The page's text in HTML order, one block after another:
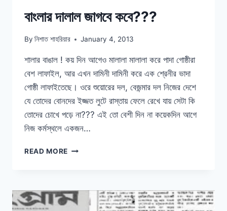
বাংলার দালাল জাগবে কবে???
By নিশাত শাহরিয়ার January 4, 2013
শালার বাঙাল ! কয় দিন আগেও মালালা মালালা করে পাদা গোষ্ঠীরা
বেশ লাফাইল, আর এখন দামিনী দামিনী করে এক শ্রেনীর ভাদা
গোষ্ঠী লাফাইতেছে। ওরে শুয়োরের দল, বেজন্মার দল নিজের দেশে
যে তোদের বোনদের ইজ্জত লুটে রাস্তায় ফেলে রেখে যায় সেটা কি
তোদের চোখে পড়ে না??? এই তো বেশী দিন না কয়েকদিন আগে
নিজ কর্মস্থলে একজন…
READ MORE বাংলার